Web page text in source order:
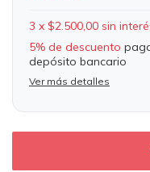
3 x $2.500,00 sin
5% de descuento
depósito bancario
Ver más detalles